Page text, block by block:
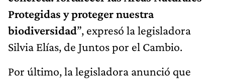
Protegidas y proteger nuestra
biodiversidad”, expresó la legisladora
Silvia Elías, de Juntos por el Cambio.
Por último, la legisladora anunció que